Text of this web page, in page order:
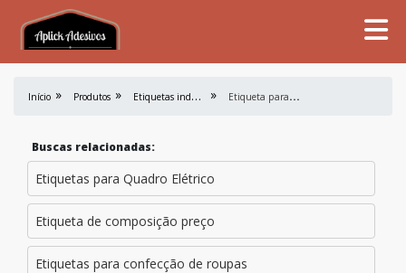
Início Produtos E
tiquetas industriais E
tiqueta para identificar disjuntores
Buscas relacionadas:
Etiquetas para Quadro Elétrico
Etiqueta de composição preço
Etiquetas para confecção de roupas